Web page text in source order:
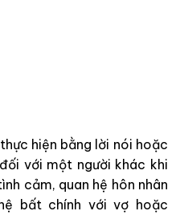
hiện bằng lời nói hoặc
với một người khác khi
cảm, quan hệ hôn nhân
bất chính với vợ hoặc